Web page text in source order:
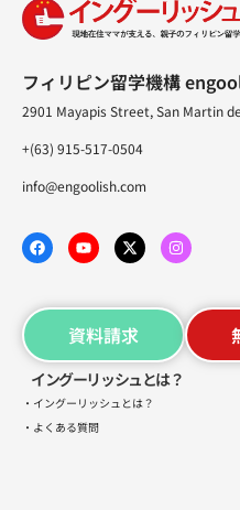
フィリピン留学機構
2901 Mayapis Street, San Martin
+(63) 915-517-0504
info@engoolish.com
資料請求
イングーリッシュとは？
・イングーリッシュとは？
・よくある質問